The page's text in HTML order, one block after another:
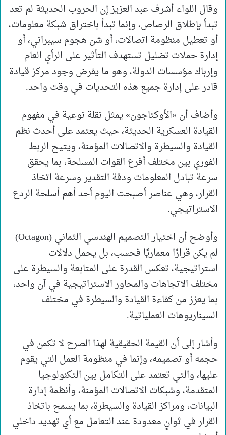
وقال اللواء أشرف عبد العزيز إن الحروب الحديثة لم تعد
تبدأ بإطلاق الرصاص، وإنما تبدأ باختراق شبكة معلومات،
أو تعطيل منظومة اتصالات، أو شن هجوم سيبراني، أو
إدارة حملات تضليل تستهدف التأثير على الرأي العام
وإرباك مؤسسات الدولة، وهو ما يفرض وجود مركز قيادة
قادر على إدارة جميع هذه التحديات في وقت واحد.
وأضاف أن «الأوكتاجون» يمثل نقلة نوعية في مفهوم
القيادة العسكرية الحديثة، حيث يعتمد على أحدث نظم
القيادة والسيطرة والاتصالات المؤمنة، ويتيح الربط
الفوري بين مختلف أفرع القوات المسلحة، بما يحقق
سرعة تبادل المعلومات ودقة التقدير وسرعة اتخاذ
القرار، وهي عناصر أصبحت اليوم أحد أهم أسلحة الردع
الاستراتيجي.
وأوضح أن اختيار التصميم الهندسي الثماني (Octagon)
لم يكن قرارًا معماريًا فحسب، بل يحمل دلالات
استراتيجية، تعكس القدرة على المتابعة والسيطرة على
مختلف الاتجاهات والمحاور الاستراتيجية في آن واحد،
بما يعزز من كفاءة القيادة والسيطرة في مختلف
السيناريوهات العملياتية.
وأشار إلى أن القيمة الحقيقية لهذا الصرح لا تكمن في
حجمه أو تصميمه، وإنما في منظومة العمل التي يقوم
عليها، والتي تعتمد على التكامل بين التكنولوجيا
المتقدمة، وشبكات الاتصالات المؤمنة، وأنظمة إدارة
البيانات، ومراكز القيادة والسيطرة، بما يسمح باتخاذ
القرار في ثوانٍ معدودة عند التعامل مع أي تهديد داخلي